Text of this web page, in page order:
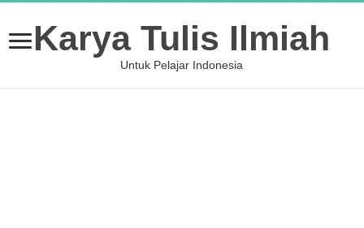
Karya Tulis Ilmiah
Untuk Pelajar Indonesia